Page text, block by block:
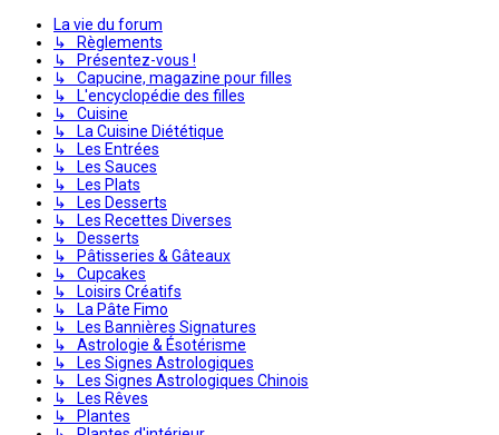
La vie du forum
↳ Règlements
↳ Présentez-vous !
↳ Capucine, magazine pour filles
↳ L'encyclopédie des filles
↳ Cuisine
↳ La Cuisine Diététique
↳ Les Entrées
↳ Les Sauces
↳ Les Plats
↳ Les Desserts
↳ Les Recettes Diverses
↳ Desserts
↳ Pâtisseries & Gâteaux
↳ Cupcakes
↳ Loisirs Créatifs
↳ La Pâte Fimo
↳ Les Bannières Signatures
↳ Astrologie & Ésotérisme
↳ Les Signes Astrologiques
↳ Les Signes Astrologiques Chinois
↳ Les Rêves
↳ Plantes